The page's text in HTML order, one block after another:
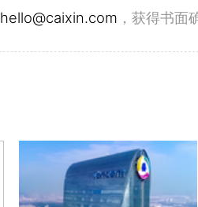
hello@caixin.com ，获得书面